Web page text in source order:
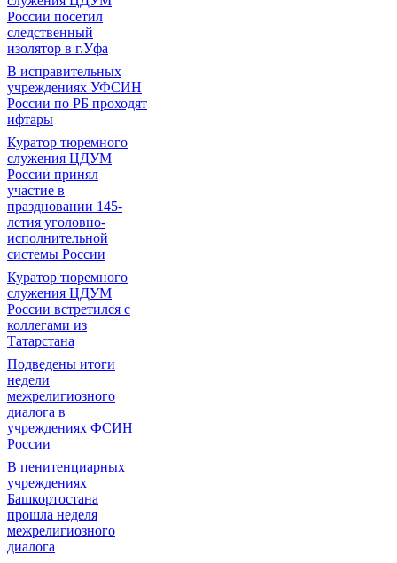
России посетил
следственный
изолятор в г.Уфа
В исправительных
учреждениях УФСИН
России по РБ проходят
ифтары
Куратор тюремного
служения ЦДУМ
России принял
участие в
праздновании 145-
летия уголовно-
исполнительной
системы России
Куратор тюремного
служения ЦДУМ
России встретился с
коллегами из
Татарстана
Подведены итоги
недели
межрелигиозного
диалога в
учреждениях ФСИН
России
В пенитенциарных
учреждениях
Башкортостана
прошла неделя
межрелигиозного
диалога